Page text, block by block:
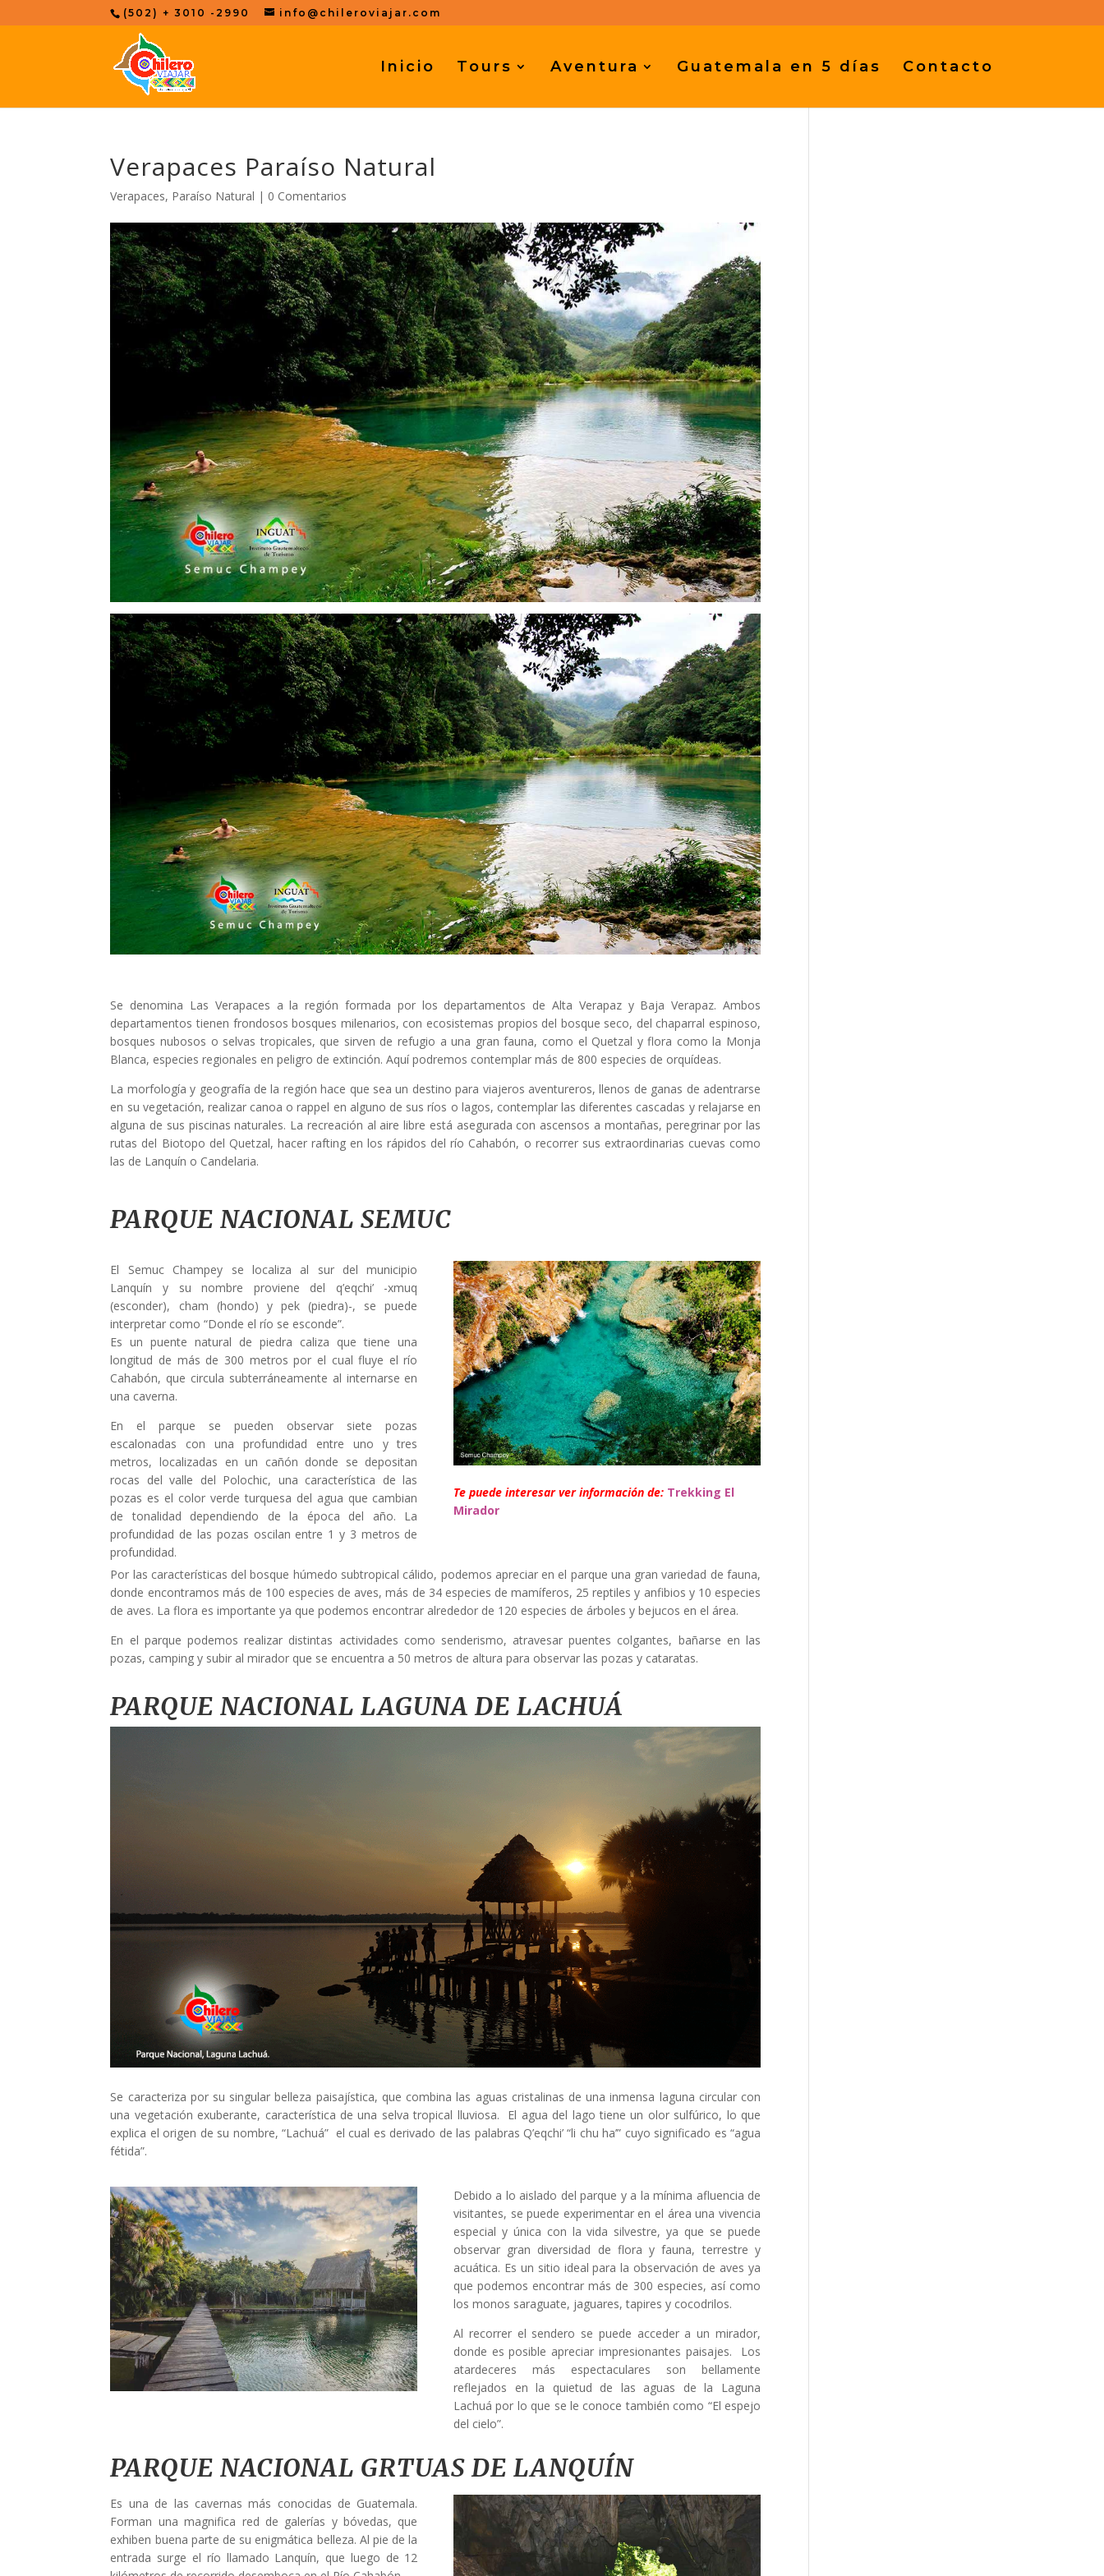
(502) + 3010 -2990 info@chileroviajar.com
Inicio Tours Aventura Guatemala en 5 días Contacto
Verapaces Paraíso Natural
Verapaces, Paraíso Natural | 0 Comentarios
Se denomina Las Verapaces a la región formada por los departamentos de Alta Verapaz y Baja Verapaz. Ambos
departamentos tienen frondosos bosques milenarios, con ecosistemas propios del bosque seco, del chaparral espinoso,
bosques nubosos o selvas tropicales, que sirven de refugio a una gran fauna, como el Quetzal y flora como la Monja
Blanca, especies regionales en peligro de extinción. Aquí podremos contemplar más de 800 especies de orquídeas.
La morfología y geografía de la región hace que sea un destino para viajeros aventureros, llenos de ganas de adentrarse
en su vegetación, realizar canoa o rappel en alguno de sus ríos o lagos, contemplar las diferentes cascadas y relajarse en
alguna de sus piscinas naturales. La recreación al aire libre está asegurada con ascensos a montañas, peregrinar por las
rutas del Biotopo del Quetzal, hacer rafting en los rápidos del río Cahabón, o recorrer sus extraordinarias cuevas como
las de Lanquín o Candelaria.
PARQUE NACIONAL SEMUC
El Semuc Champey se localiza al sur del municipio
Lanquín y su nombre proviene del q’eqchi’ -xmuq
(esconder), cham (hondo) y pek (piedra)-, se puede
interpretar como “Donde el río se esconde”.
Es un puente natural de piedra caliza que tiene una
longitud de más de 300 metros por el cual fluye el río
Cahabón, que circula subterráneamente al internarse en
una caverna.
En el parque se pueden observar siete pozas
escalonadas con una profundidad entre uno y tres
metros, localizadas en un cañón donde se depositan
rocas del valle del Polochic, una característica de las
pozas es el color verde turquesa del agua que cambian
de tonalidad dependiendo de la época del año. La
profundidad de las pozas oscilan entre 1 y 3 metros de
profundidad.
Te puede interesar ver información de: Trekking El
Mirador
Por las características del bosque húmedo subtropical cálido, podemos apreciar en el parque una gran variedad de fauna,
donde encontramos más de 100 especies de aves, más de 34 especies de mamíferos, 25 reptiles y anfibios y 10 especies
de aves. La flora es importante ya que podemos encontrar alrededor de 120 especies de árboles y bejucos en el área.
En el parque podemos realizar distintas actividades como senderismo, atravesar puentes colgantes, bañarse en las
pozas, camping y subir al mirador que se encuentra a 50 metros de altura para observar las pozas y cataratas.
PARQUE NACIONAL LAGUNA DE LACHUÁ
Se caracteriza por su singular belleza paisajística, que combina las aguas cristalinas de una inmensa laguna circular con
una vegetación exuberante, característica de una selva tropical lluviosa. El agua del lago tiene un olor sulfúrico, lo que
explica el origen de su nombre, “Lachuá” el cual es derivado de las palabras Q’eqchi’ “li chu ha’” cuyo significado es “agua
fétida”.
Debido a lo aislado del parque y a la mínima afluencia de
visitantes, se puede experimentar en el área una vivencia
especial y única con la vida silvestre, ya que se puede
observar gran diversidad de flora y fauna, terrestre y
acuática. Es un sitio ideal para la observación de aves ya
que podemos encontrar más de 300 especies, así como
los monos saraguate, jaguares, tapires y cocodrilos.
Al recorrer el sendero se puede acceder a un mirador,
donde es posible apreciar impresionantes paisajes. Los
atardeceres más espectaculares son bellamente
reflejados en la quietud de las aguas de la Laguna
Lachuá por lo que se le conoce también como “El espejo
del cielo”.
PARQUE NACIONAL GRTUAS DE LANQUÍN
Es una de las cavernas más conocidas de Guatemala.
Forman una magnifica red de galerías y bóvedas, que
exhiben buena parte de su enigmática belleza. Al pie de la
entrada surge el río llamado Lanquín, que luego de 12